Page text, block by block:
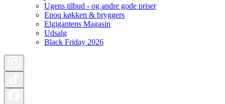
Ugens tilbud - og andre gode priser
Epoq køkken & bryggers
Elgigantens Magasin
Udsalg
Black Friday 2026